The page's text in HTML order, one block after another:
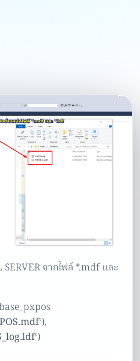
จากไฟล์ *.mdf และ
‘),
‘)